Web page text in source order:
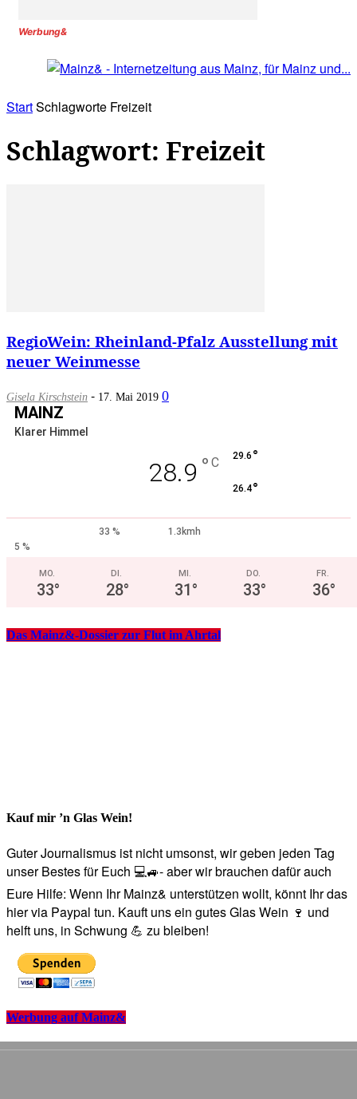
Werbung&
StartSchlagworte Freizeit
Schlagwort: Freizeit
RegioWein: Rheinland-Pfalz Ausstellung mit
neuer Weinmesse
Gisela Kirschstein - 17. Mai 2019 0
MAINZ
Klarer Himmel
28.9 ° C 29.6 °
26.4°
33 %
1.3kmh
5 %
MO.
33°
DI.
28°
MI.
31°
DO.
33°
FR.
36°
Das Mainz&-Dossier zur Flut im Ahrtal
Kauf mir ’n Glas Wein!
Guter Journalismus ist nicht umsonst, wir geben jeden Tag
unser Bestes für Euch 💻🚙- aber wir brauchen dafür auch
Eure Hilfe: Wenn Ihr Mainz& unterstützen wollt, könnt Ihr das
hier via Paypal tun. Kauft uns ein gutes Glas Wein 🍷 und
helft uns, in Schwung 💪 zu bleiben!
Werbung auf Mainz&